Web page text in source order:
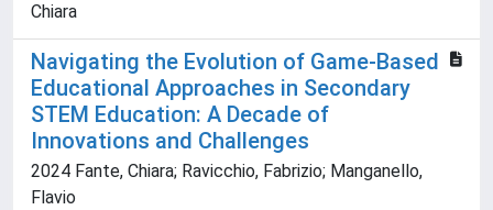
Chiara
Navigating the Evolution of Game-Based
Educational Approaches in Secondary
STEM Education: A Decade of
Innovations and Challenges
2024 Fante, Chiara; Ravicchio, Fabrizio; Manganello,
Flavio